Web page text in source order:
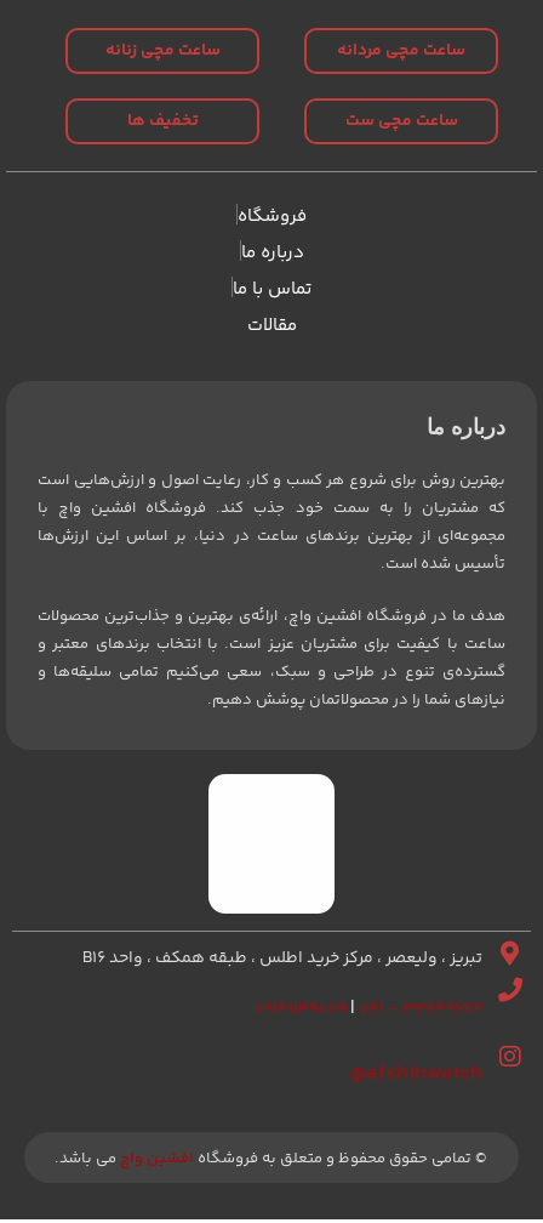
ساعت مچی مردانه ساعت مچی زنانه
ساعت مچی ست تخفیف ها
فروشگاه
درباره ما
تماس با ما
مقالات
درباره ما
بهترین روش برای شروع هر کسب و کار، رعایت اصول و ارزش‌هایی است
که مشتریان را به سمت خود جذب کند. فروشگاه افشین واچ با
مجموعه‌ای از بهترین برندهای ساعت در دنیا، بر اساس این ارزش‌ها
تأسیس شده است.
هدف ما در فروشگاه افشین واچ، ارائه‌ی بهترین و جذاب‌ترین محصولات
ساعت با کیفیت برای مشتریان عزیز است. با انتخاب برندهای معتبر و
گسترده‌ی تنوع در طراحی و سبک، سعی می‌کنیم تمامی سلیقه‌ها و
نیازهای شما را در محصولاتمان پوشش دهیم.
تبریز ، ولیعصر ، مرکز خرید اطلس ، طبقه همکف ، واحد B16
۳۳۲۴۹۶۷۲ – ۰۴۱
|۰۹۱۴۱۱۴۹۰۸۹
afshinwatch@
© تمامی حقوق محفوظ و متعلق به فروشگاه افشین واچ می باشد.